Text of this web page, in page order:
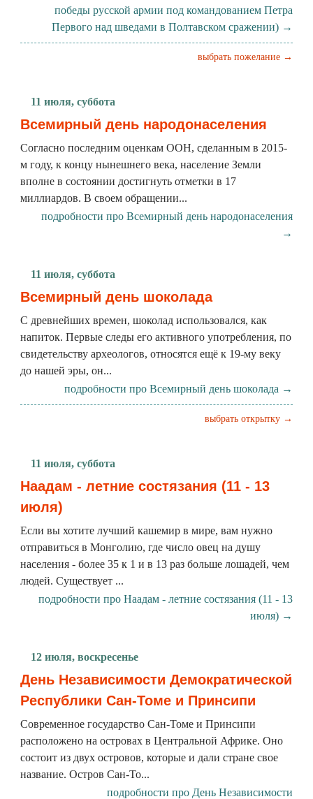
победы русской армии под командованием Петра
Первого над шведами в Полтавском сражении) →
выбрать пожелание →
11 июля, суббота
Всемирный день народонаселения
Согласно последним оценкам ООН, сделанным в 2015-
м году, к концу нынешнего века, население Земли
вполне в состоянии достигнуть отметки в 17
миллиардов. В своем обращении...
подробности про Всемирный день народонаселения
→
11 июля, суббота
Всемирный день шоколада
С древнейших времен, шоколад использовался, как
напиток. Первые следы его активного употребления, по
свидетельству археологов, относятся ещё к 19-му веку
до нашей эры, он...
подробности про Всемирный день шоколада →
выбрать открытку →
11 июля, суббота
Наадам - летние состязания (11 - 13
июля)
Если вы хотите лучший кашемир в мире, вам нужно
отправиться в Монголию, где число овец на душу
населения - более 35 к 1 и в 13 раз больше лошадей, чем
людей. Существует ...
подробности про Наадам - летние состязания (11 - 13
июля) →
12 июля, воскресенье
День Независимости Демократической
Республики Сан-Томе и Принсипи
Современное государство Сан-Томе и Принсипи
расположено на островах в Центральной Африке. Оно
состоит из двух островов, которые и дали стране свое
название. Остров Сан-То...
подробности про День Независимости